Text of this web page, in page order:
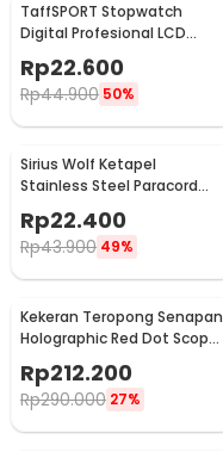
TaffSPORT Stopwatch
Digital Profesional LCD
dengan Strap - ZSD-808
Rp22.600
Rp44.900 50%
Sirius Wolf Ketapel
Stainless Steel Paracord
GJ049
Rp22.400
Rp43.900 49%
Kekeran Teropong Senapan
Holographic Red Dot Scope
Rp212.200
Rp290.000 27%